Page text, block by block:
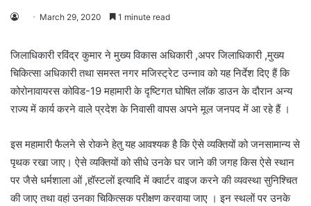
March 29, 2020 1 minute read
जिलाधिकारी रविंद्र कुमार ने मुख्य विकास अधिकारी ,अपर जिलाधिकारी ,मुख्य
चिकित्सा अधिकारी तथा समस्त नगर मजिस्ट्रेट उन्नाव को यह निर्देश दिए हैं कि
कोरोनावायरस कोविड-19 महामारी के दृष्टिगत घोषित लॉक डाउन के दौरान अन्य
राज्य में कार्य करने वाले प्रदेश के निवासी वापस अपने मूल जनपद में आ रहे हैं ।
इस महामारी फैलने से रोकने हेतु यह आवश्यक है कि ऐसे व्यक्तियों को जनसामान्य से
पृथक रखा जाए। ऐसे व्यक्तियों को सीधे उनके घर जाने की जगह किस ऐसे स्थान
पर जैसे धर्मशाला ओं ,हॉस्टलों इत्यादि में क्वार्टर वाइज करने की व्यवस्था सुनिश्चित
की जाए तथा वहां उनका चिकित्सक परीक्षण करवाया जाए । इन स्थलों पर उनके